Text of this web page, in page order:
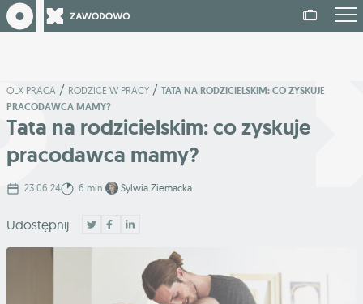
OLX PRACA / RODZICE W PRACY / TATA NA RODZICIELSKIM: CO ZYSKUJE
PRACODAWCA MAMY?
Tata na rodzicielskim: co zyskuje
pracodawca mamy?
23.06.24 6 min. Sylwia Ziemacka
Udostępnij